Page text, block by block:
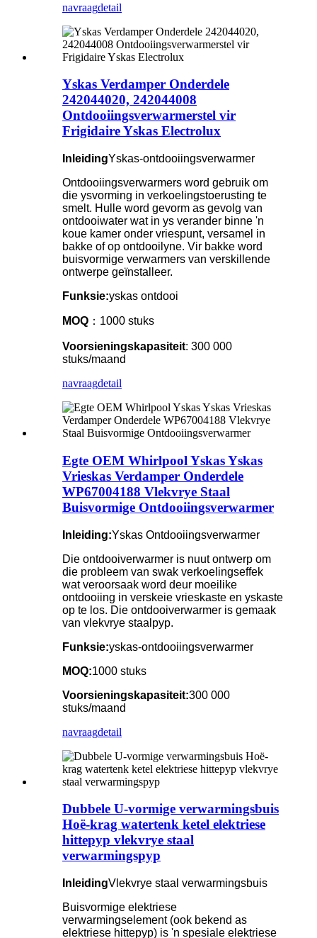
navraagdetail
Yskas Verdamper Onderdele
242044020, 242044008
Ontdooiingsverwarmerstel vir
Frigidaire Yskas Electrolux
InleidingYskas-ontdooiingsverwarmer
Ontdooiingsverwarmers word gebruik om
die ysvorming in verkoelingstoerusting te
smelt. Hulle word gevorm as gevolg van
ontdooiwater wat in ys verander binne 'n
koue kamer onder vriespunt, versamel in
bakke of op ontdooilyne. Vir bakke word
buisvormige verwarmers van verskillende
ontwerpe geïnstalleer.
Funksie:yskas ontdooi
MOQ ：1000 stuks
Voorsieningskapasiteit: 300 000
stuks/maand
navraagdetail
Egte OEM Whirlpool Yskas Yskas
Vrieskas Verdamper Onderdele
WP67004188 Vlekvrye Staal
Buisvormige Ontdooiingsverwarmer
Inleiding:Yskas Ontdooiingsverwarmer
Die ontdooiverwarmer is nuut ontwerp om
die probleem van swak verkoelingseffek
wat veroorsaak word deur moeilike
ontdooiing in verskeie vrieskaste en yskaste
op te los. Die ontdooiverwarmer is gemaak
van vlekvrye staalpyp.
Funksie:yskas-ontdooiingsverwarmer
MOQ:1000 stuks
Voorsieningskapasiteit:300 000
stuks/maand
navraagdetail
Dubbele U-vormige verwarmingsbuis
Hoë-krag watertenk ketel elektriese
hittepyp vlekvrye staal
verwarmingspyp
InleidingVlekvrye staal verwarmingsbuis
Buisvormige elektriese
verwarmingselement (ook bekend as
elektriese hittepyp) is 'n spesiale elektriese